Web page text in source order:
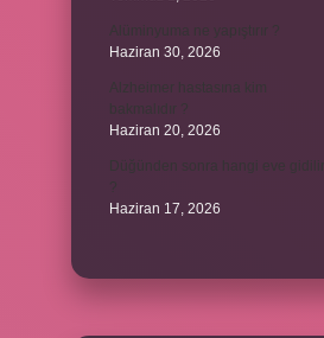
Alüminyuma ne yapıştırır ?
Haziran 30, 2026
Alzheimer hastasına kim
bakmalıdır ?
Haziran 20, 2026
Düğünden sonra hangi eve gidilir
?
Haziran 17, 2026